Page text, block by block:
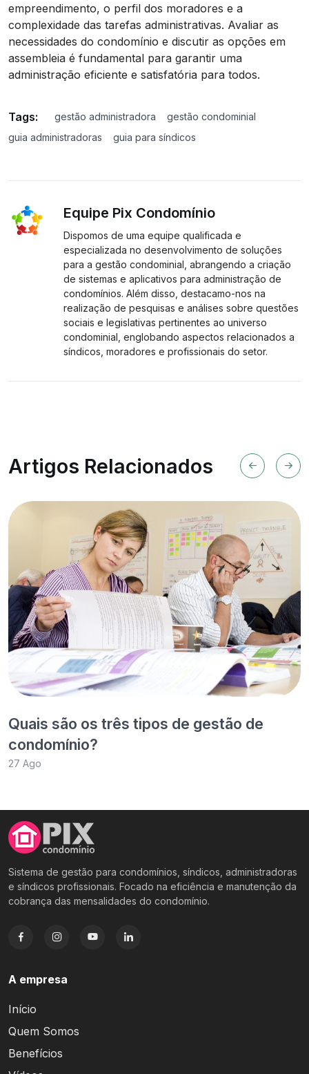
empreendimento, o perfil dos moradores e a
complexidade das tarefas administrativas. Avaliar as
necessidades do condomínio e discutir as opções em
assembleia é fundamental para garantir uma
administração eficiente e satisfatória para todos.
Tags: gestão administradora
gestão condominial
guia administradoras
guia para síndicos
Equipe Pix Condomínio
Dispomos de uma equipe qualificada e
especializada no desenvolvimento de soluções
para a gestão condominial, abrangendo a criação
de sistemas e aplicativos para administração de
condomínios. Além disso, destacamo-nos na
realização de pesquisas e análises sobre questões
sociais e legislativas pertinentes ao universo
condominial, englobando aspectos relacionados a
síndicos, moradores e profissionais do setor.
Artigos Relacionados
Quais são os três tipos de gestão de
condomínio?
27 Ago
Sistema de gestão para condomínios, síndicos, administradoras
e síndicos profissionais. Focado na eficiência e manutenção da
cobrança das mensalidades do condomínio.
A empresa
Início
Quem Somos
Benefícios